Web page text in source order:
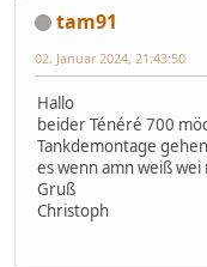
tam91
02. Januar 2024, 21:43:50
Hallo
beider Ténéré 700
Tankdemontage
es wenn amn weiß
Gruß
Christoph